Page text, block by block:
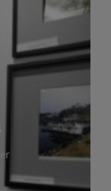
o
przez
spotkań
i zajęć
Każde
kultury
lokalnej.
łatwo